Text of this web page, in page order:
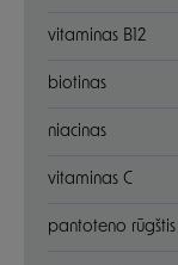
vitaminas B12
biotinas
niacinas
vitaminas C
pantoteno rūgštis